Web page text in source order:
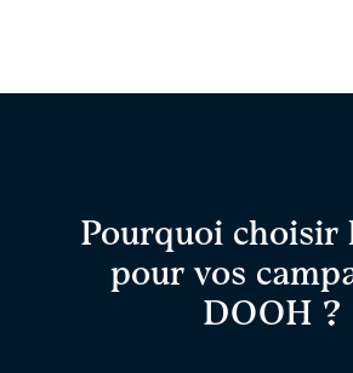
Pourquoi choisir
pour vos
DOOH ?